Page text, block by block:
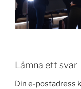
Lämna ett svar
Din e-postadress